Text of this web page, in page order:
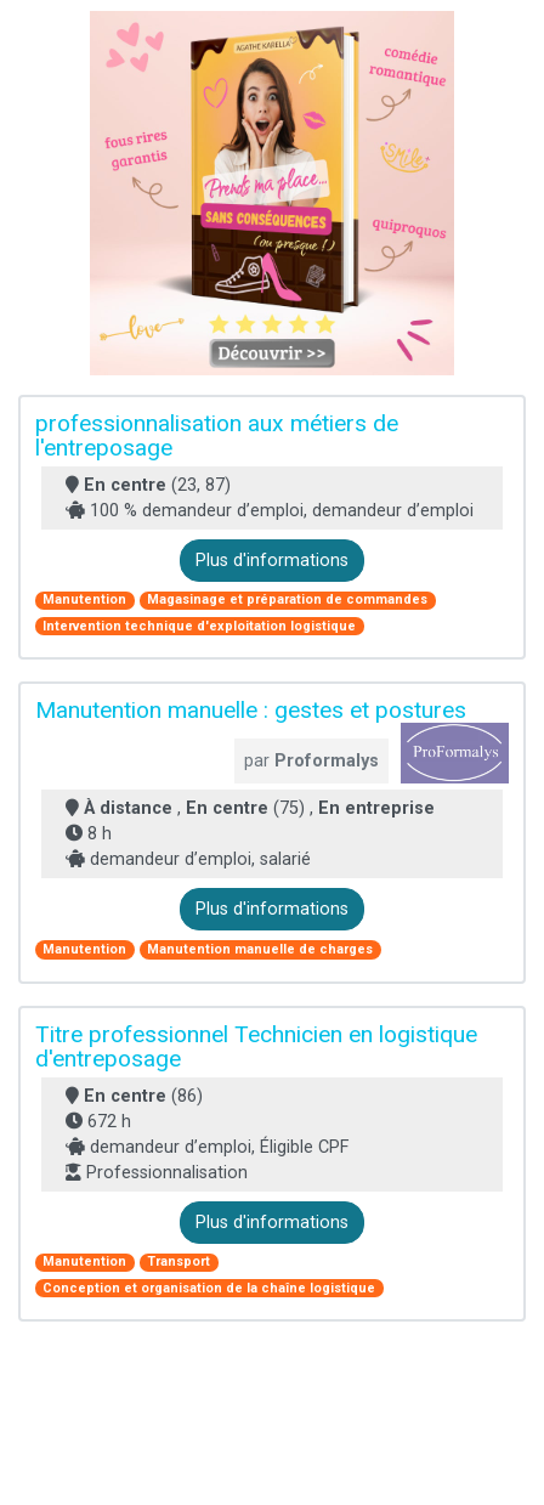
professionnalisation aux métiers de
l'entreposage
En centre (23, 87)
100 % demandeur d’emploi, demandeur d’emploi
Plus d'informations
Manutention
Magasinage et préparation de commandes
Intervention technique d'exploitation logistique
Manutention manuelle : gestes et postures
par Proformalys
À distance , En centre (75) , En entreprise
8 h
demandeur d’emploi, salarié
Plus d'informations
Manutention Manutention manuelle de charges
Titre professionnel Technicien en logistique
d'entreposage
En centre (86)
672 h
demandeur d’emploi, Éligible CPF
Professionnalisation
Plus d'informations
Manutention
Transport
Conception et organisation de la chaîne logistique